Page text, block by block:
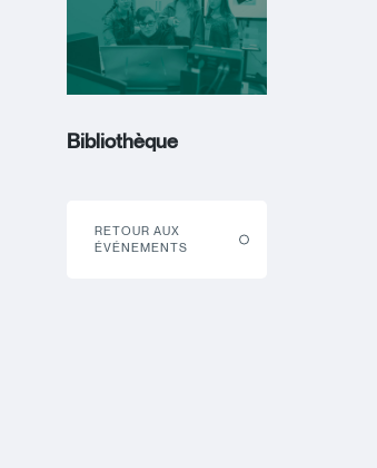
Bibliothèque
RETOUR AUX
ÉVÉNEMENTS